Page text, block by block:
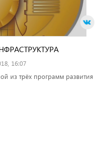
16:07
из трёх программ развития